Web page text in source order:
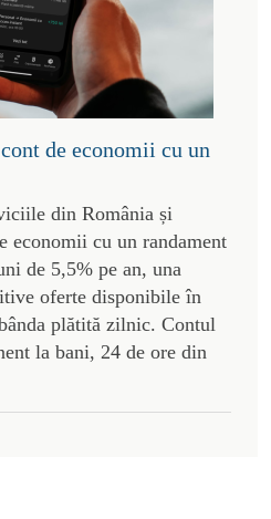
de economii cu un
din România și
economii cu un randament
de 5,5% pe an, una
oferte disponibile în
plătită zilnic. Contul
la bani, 24 de ore din